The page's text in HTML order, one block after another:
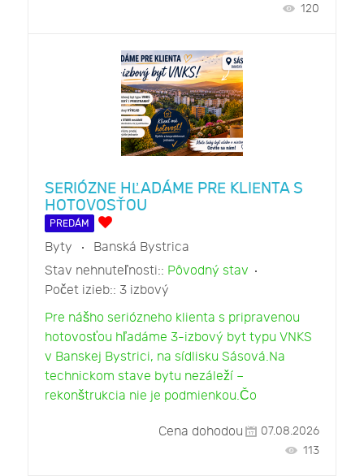
120
SERIÓZNE HĽADÁME PRE KLIENTA S
HOTOVOSŤOU
PREDÁM
Byty
Banská Bystrica
Stav nehnuteľnosti:: Pôvodný stav
Počet izieb:: 3 izbový
Pre nášho seriózneho klienta s pripravenou
hotovosťou hľadáme 3-izbový byt typu VNKS
v Banskej Bystrici, na sídlisku Sásová.Na
technickom stave bytu nezáleží –
rekonštrukcia nie je podmienkou.Čo
Cena dohodou
07.08.2026
113